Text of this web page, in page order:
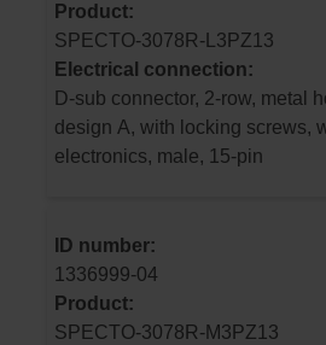
Product:
SPECTO-3078R-L3PZ13
Electrical connection:
D-sub connector, 2-row, metal
design A, with locking screws,
electronics, male, 15-pin
ID number:
1336999-04
Product:
SPECTO-3078R-M3PZ13